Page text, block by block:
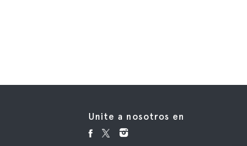
Unite a nosotros en